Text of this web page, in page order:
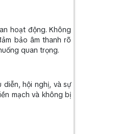
hoạt động. Không
bảo âm thanh rõ
quan trọng.
hội nghị, và sự
mạch và không bị